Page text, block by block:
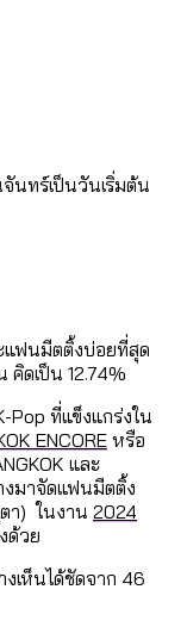
นทร์เป็นวันเริ่มต้น
แฟนมีตติ้งบ่อยที่สุด
ดเป็น 12.74%
ที่แข็งแกร่งใน
ENCOREหรือ
และ
งมาจัดแฟนมีตติ้ง
า) ในงาน 2024
ด้วย
เห็นได้ชัดจาก 46